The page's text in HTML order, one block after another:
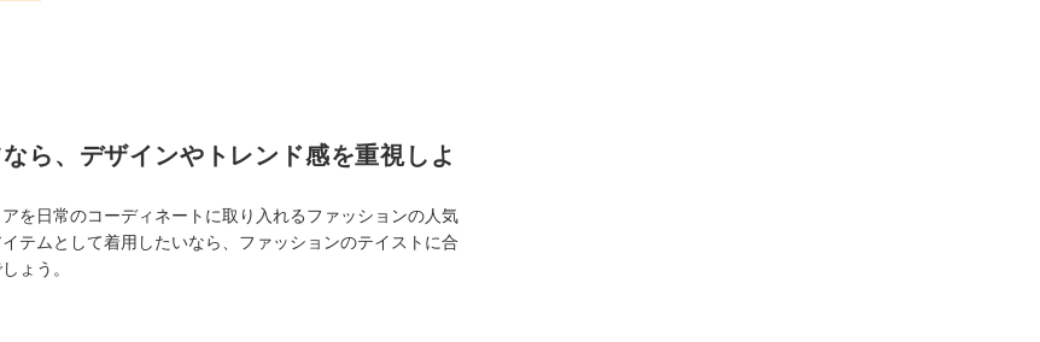
ら、デザインやトレンド感を重視しよ
を日常のコーディネートに取り入れるファッションの人気
テムとして着用したいなら、ファッションのテイストに合
ょう。